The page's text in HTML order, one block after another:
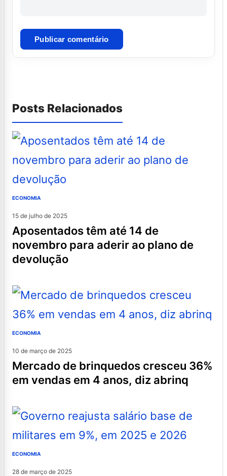
Posts Relacionados
ECONOMIA
15 de julho de 2025
aposentados têm até 14 de
novembro para aderir ao plano de
devolução
ECONOMIA
10 de março de 2025
mercado de brinquedos cresceu 36%
em vendas em 4 anos, diz abrinq
ECONOMIA
28 de março de 2025